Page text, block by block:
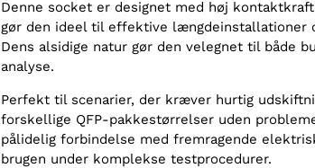
Denne socket er designet med høj
gør den ideel til effektive længdeinstallationer
Dens alsidige natur gør den velegnet til både
analyse.
Perfekt til scenarier, der kræver hurtig
forskellige QFP-pakkestørrelser uden
pålidelig forbindelse med fremragende
brugen under komplekse testprocedurer.